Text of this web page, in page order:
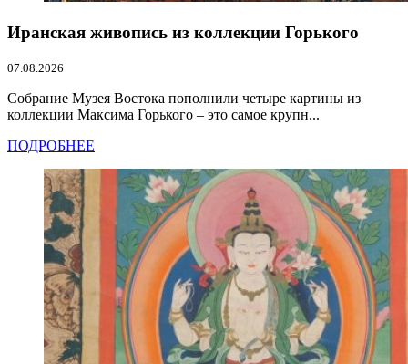
Иранская живопись из коллекции Горького
07.08.2026
Собрание Музея Востока пополнили четыре картины из
коллекции Максима Горького – это самое крупн...
ПОДРОБНЕЕ